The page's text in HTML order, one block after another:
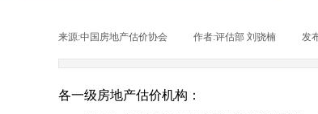
来源:中国房地产估价协会 作者:评估部 刘骁楠 发
各一级房地产估价机构：